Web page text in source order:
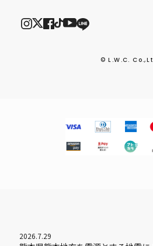
2026.7.29
© L.W.C.